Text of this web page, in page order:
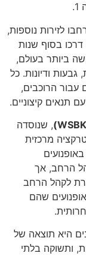
לזירות נוספות,
בסוף שנות
ביותר בעולם,
ודיונות. כל
עבור הרוכבים,
תנאים קיצוניים.
, שנוסדה
אטרקציה מרכזית
הרחב, אך
לקהל הרחב
שהם
היא תוצאה של
ותשוקה בלתי